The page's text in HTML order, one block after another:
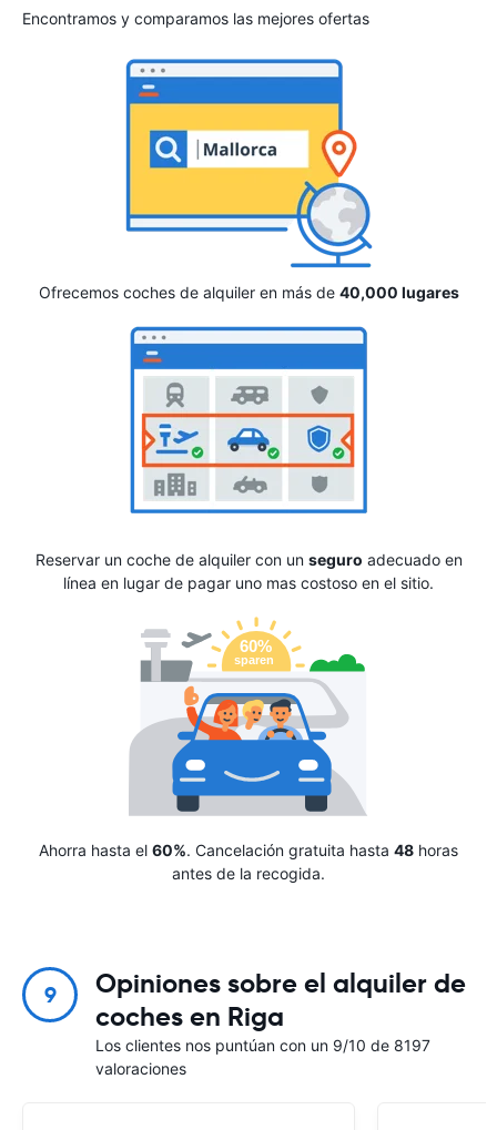
Encontramos y comparamos las mejores ofertas
Ofrecemos coches de alquiler en más de 40,000 lugares
Reservar un coche de alquiler con un seguro adecuado en
línea en lugar de pagar uno mas costoso en el sitio.
Ahorra hasta el 60%. Cancelación gratuita hasta 48 horas
antes de la recogida.
9
Opiniones sobre el alquiler de
coches en Riga
Los clientes nos puntúan con un 9/10 de 8197
valoraciones